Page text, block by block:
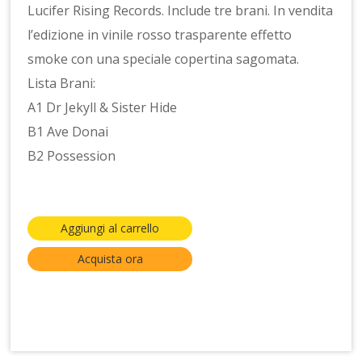
Lucifer Rising Records. Include tre brani. In vendita
l’edizione in vinile rosso trasparente effetto
smoke con una speciale copertina sagomata.
Lista Brani:
A1 Dr Jekyll & Sister Hide
B1 Ave Donai
B2 Possession
Aggiungi al carrello
Acquista ora